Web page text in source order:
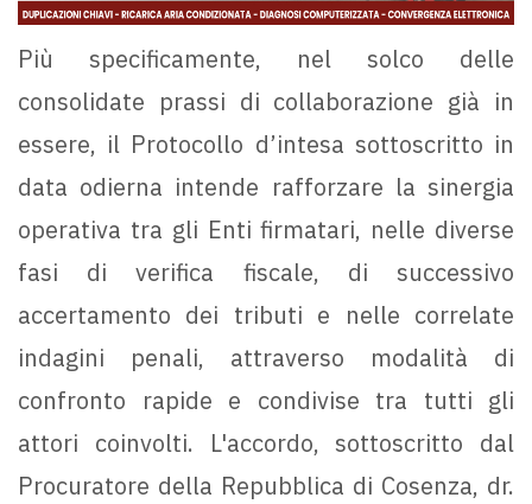
Più specificamente, nel solco delle
consolidate prassi di collaborazione già in
essere, il Protocollo d’intesa sottoscritto in
data odierna intende rafforzare la sinergia
operativa tra gli Enti firmatari, nelle diverse
fasi di verifica fiscale, di successivo
accertamento dei tributi e nelle correlate
indagini penali, attraverso modalità di
confronto rapide e condivise tra tutti gli
attori coinvolti. L'accordo, sottoscritto dal
Procuratore della Repubblica di Cosenza, dr.